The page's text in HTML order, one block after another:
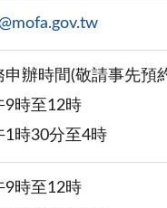
申辦時間(敬請事先預
9時至12時
1時30分至4時
9時至12時